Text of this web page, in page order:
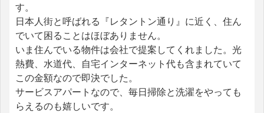
す。
日本人街と呼ばれる『レタントン通り』に近く、住ん
でいて困ることはほぼありません。
いま住んでいる物件は会社で提案してくれました。光
熱費、水道代、自宅インターネット代も含まれていて
この金額なので即決でした。
サービスアパートなので、毎日掃除と洗濯をやっても
らえるのも嬉しいです。